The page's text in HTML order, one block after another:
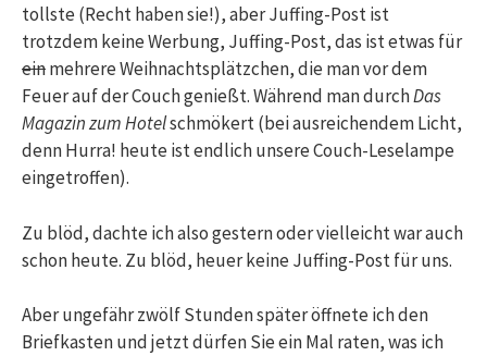
tollste (Recht haben sie!), aber Juffing-Post ist
trotzdem keine Werbung, Juffing-Post, das ist etwas für
einmehrere Weihnachtsplätzchen, die man vor dem
Feuer auf der Couch genießt. Während man durchDas
Magazin zum Hotelschmökert (bei ausreichendem Licht,
denn Hurra! heute ist endlich unsere Couch-Leselampe
eingetroffen).
Zu blöd, dachte ich also gestern oder vielleicht war auch
schon heute. Zu blöd, heuer keine Juffing-Post für uns.
Aber ungefähr zwölf Stunden später öffnete ich den
Briefkasten und jetzt dürfen Sie ein Mal raten, was ich